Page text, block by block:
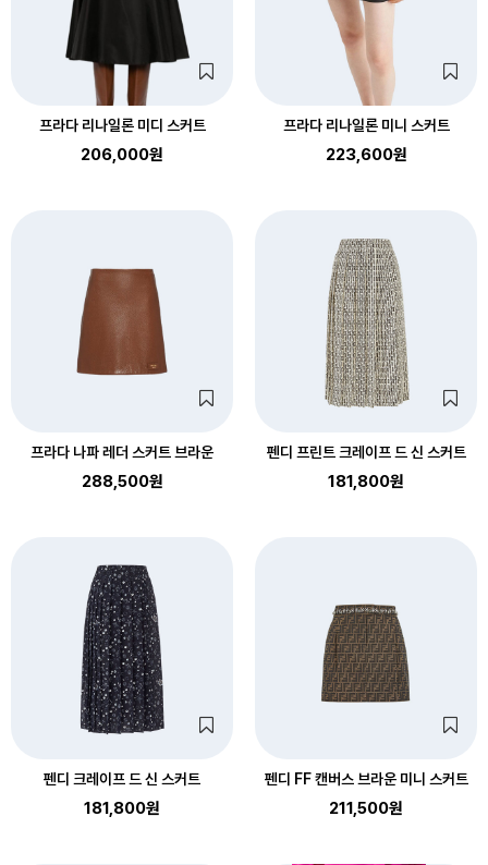
프라다 리나일론 미디 스커트
206,000원
프라다 리나일론 미니 스커트
223,600원
프라다 나파 레더 스커트 브라운
288,500원
펜디 프린트 크레이프 드 신 스커트
181,800원
펜디 크레이프 드 신 스커트
181,800원
펜디 FF 캔버스 브라운 미니 스커트
211,500원